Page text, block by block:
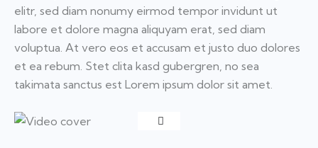
elitr, sed diam nonumy eirmod tempor invidunt ut
labore et dolore magna aliquyam erat, sed diam
voluptua. At vero eos et accusam et justo duo dolores
et ea rebum. Stet clita kasd gubergren, no sea
takimata sanctus est Lorem ipsum dolor sit amet.